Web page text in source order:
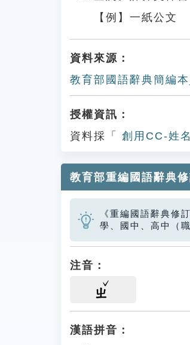
【例】一紙公文
資料來源：
教育部國語辭典簡編
授權資訊：
資料採「
創用CC-姓
教育部重編國語辭典
《重編國語辭典修
學、國中、高中（
注音：
ㄓ
漢語拼音：